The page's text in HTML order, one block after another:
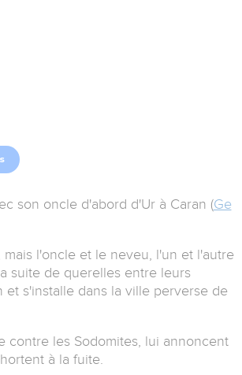
son oncle d'abord d'Ur à Caran (Ge
l'oncle et le neveu, l'un et l'autre
suite de querelles entre leurs
s'installe dans la ville perverse de
contre les Sodomites, lui annoncent
à la fuite.